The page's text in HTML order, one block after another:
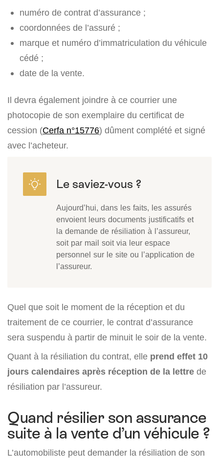
numéro de contrat d’assurance ;
coordonnées de l’assuré ;
marque et numéro d’immatriculation du véhicule
cédé ;
date de la vente.
Il devra également joindre à ce courrier une
photocopie de son exemplaire du certificat de
cession (Cerfa n°15776) dûment complété et signé
avec l’acheteur.
Aujourd’hui, dans les faits, les assurés
envoient leurs documents justificatifs et
la demande de résiliation à l’assureur,
soit par mail soit via leur espace
personnel sur le site ou l’application de
l’assureur.
Quel que soit le moment de la réception et du
traitement de ce courrier, le contrat d’assurance
sera suspendu à partir de minuit le soir de la vente.
Quant à la résiliation du contrat, elle prend effet 10
jours calendaires après réception de la lettre de
résiliation par l’assureur.
Quand résilier son assurance
suite à la vente d’un véhicule ?
L’automobiliste peut demander la résiliation de son